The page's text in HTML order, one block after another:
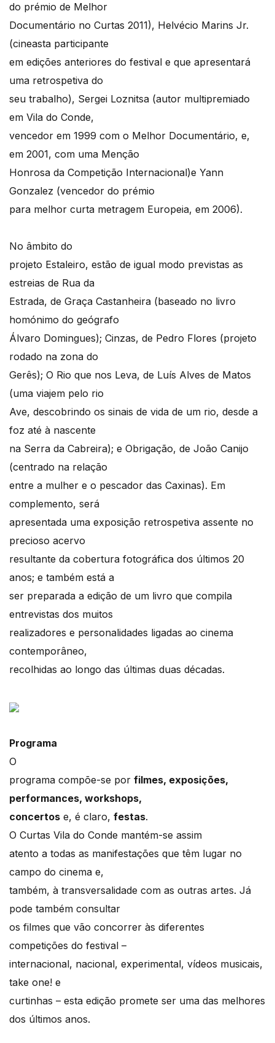
do prémio de Melhor
Documentário no Curtas 2011), Helvécio Marins Jr.
(cineasta participante
em edições anteriores do festival e que apresentará
uma retrospetiva do
seu trabalho), Sergei Loznitsa (autor multipremiado
em Vila do Conde,
vencedor em 1999 com o Melhor Documentário, e,
em 2001, com uma Menção
Honrosa da Competição Internacional)e Yann
Gonzalez (vencedor do prémio
para melhor curta metragem Europeia, em 2006).
No âmbito do
projeto Estaleiro, estão de igual modo previstas as
estreias de Rua da
Estrada, de Graça Castanheira (baseado no livro
homónimo do geógrafo
Álvaro Domingues); Cinzas, de Pedro Flores (projeto
rodado na zona do
Gerês); O Rio que nos Leva, de Luís Alves de Matos
(uma viajem pelo rio
Ave, descobrindo os sinais de vida de um rio, desde a
foz até à nascente
na Serra da Cabreira); e Obrigação, de João Canijo
(centrado na relação
entre a mulher e o pescador das Caxinas). Em
complemento, será
apresentada uma exposição retrospetiva assente no
precioso acervo
resultante da cobertura fotográfica dos últimos 20
anos; e também está a
ser preparada a edição de um livro que compila
entrevistas dos muitos
realizadores e personalidades ligadas ao cinema
contemporâneo,
recolhidas ao longo das últimas duas décadas.
Programa
O
programa compõe-se por filmes, exposições,
performances, workshops,
concertos e, é claro, festas.
O Curtas Vila do Conde mantém-se assim
atento a todas as manifestações que têm lugar no
campo do cinema e,
também, à transversalidade com as outras artes. Já
pode também consultar
os filmes que vão concorrer às diferentes
competições do festival –
internacional, nacional, experimental, vídeos musicais,
take one! e
curtinhas – esta edição promete ser uma das melhores
dos últimos anos.